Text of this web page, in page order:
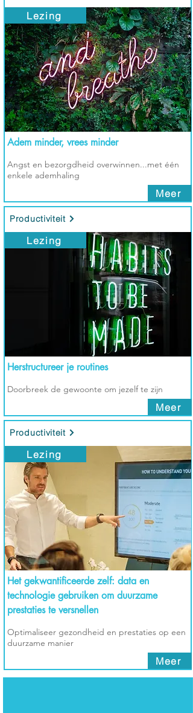
Lezing
Adem minder, vrees minder
Angst en bezorgdheid overwinnen...met één
enkele ademhaling
Meer
Productiviteit
Lezing
Herstructureer je routines
Doorbreek de gewoonte om jezelf te zijn
Meer
Productiviteit
Lezing
Het gekwantificeerde zelf: data en
technologie gebruiken om duurzame
prestaties te versnellen
Optimaliseer gezondheid en prestaties op een
duurzame manier
Meer